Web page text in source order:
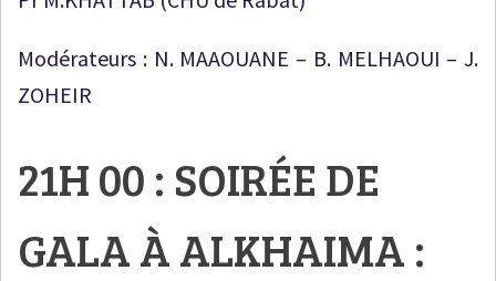
Modérateurs : N. MAAOUANE – B. MELHAOUI – J.
ZOHEIR
21H 00 : SOIRÉE DE
GALA À ALKHAIMA :